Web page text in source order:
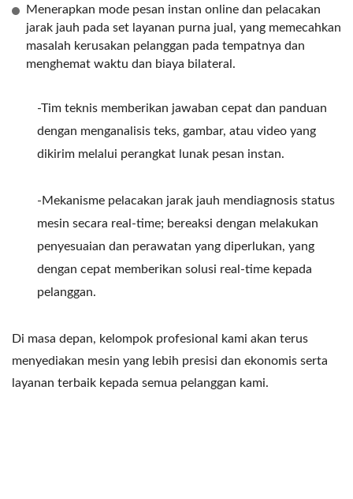
Menerapkan mode pesan instan online dan pelacakan
jarak jauh pada set layanan purna jual, yang memecahkan
masalah kerusakan pelanggan pada tempatnya dan
menghemat waktu dan biaya bilateral.
-Tim teknis memberikan jawaban cepat dan panduan
dengan menganalisis teks, gambar, atau video yang
dikirim melalui perangkat lunak pesan instan.
-Mekanisme pelacakan jarak jauh mendiagnosis status
mesin secara real-time; bereaksi dengan melakukan
penyesuaian dan perawatan yang diperlukan, yang
dengan cepat memberikan solusi real-time kepada
pelanggan.
Di masa depan, kelompok profesional kami akan terus
menyediakan mesin yang lebih presisi dan ekonomis serta
layanan terbaik kepada semua pelanggan kami.